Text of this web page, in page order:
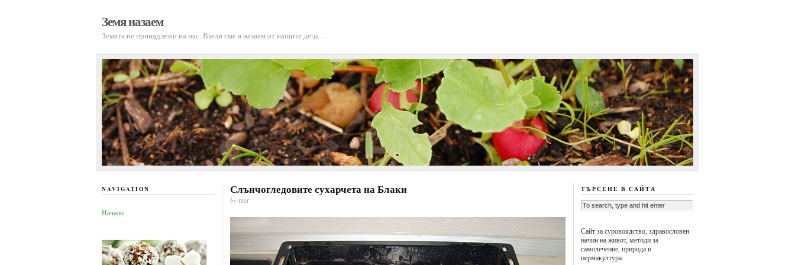
Земя назаем
Земята не принадлежи на нас. Взели сме я назаем от нашите деца…
Слънчогледовите сухарчета на Блаки
by mer
NAVIGATION
Начало
ТЪРСЕНЕ В САЙТА
Сайт за суровоядство, здравословен
начин на живот, методи за
самолечение, природа и
пермакултура.